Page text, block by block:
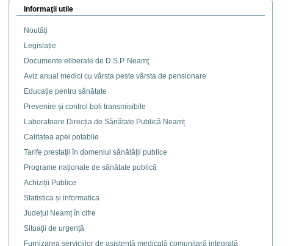
Informaţii utile
Noutăți
Legislație
Documente eliberate de D.S.P. Neamţ
Aviz anual medici cu vârsta peste vârsta de pensionare
Educație pentru sănătate
Prevenire și control boli transmisibile
Laboratoare Direcția de Sănătate Publică Neamț
Calitatea apei potabile
Tarife prestaţii în domeniul sănătăţii publice
Programe naționale de sănătate publică
Achiziții Publice
Statistica și informatica
Județul Neamț în cifre
Situaţii de urgență
Furnizarea serviciilor de asistență medicală comunitară integrată